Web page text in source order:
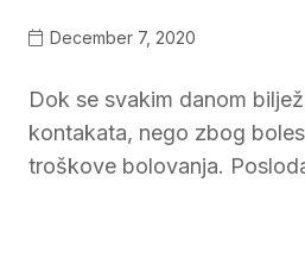
December 7, 2020
Dok se svakim danom
kontakata, nego zbog
troškove bolovanja.